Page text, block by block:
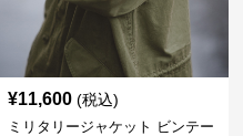
¥11,600 (税込)
ミリタリージャケット ビンテー